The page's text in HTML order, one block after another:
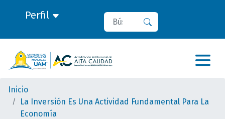
Perfil Buscar
Inicio
La Inversión Es Una Actividad Fundamental Para La
Economía